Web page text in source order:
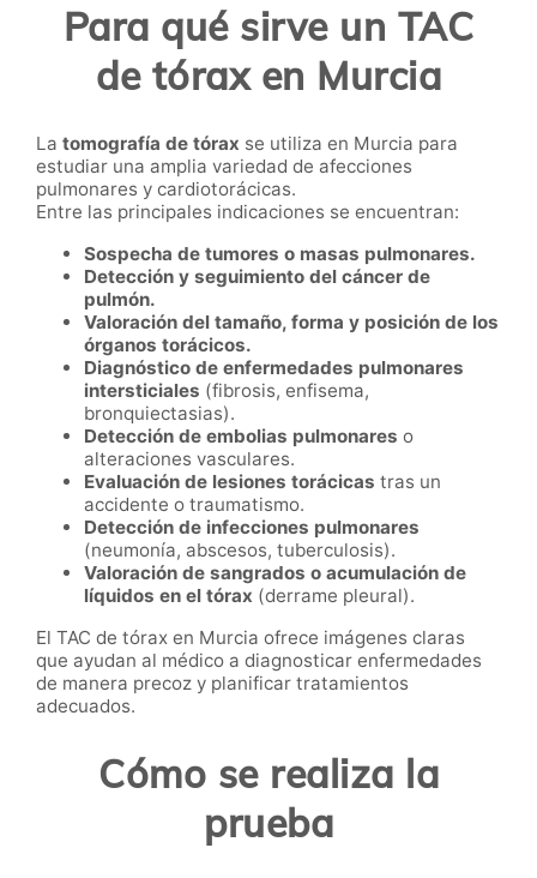
Para qué sirve un TAC
de tórax en Murcia
La tomografía de tórax se utiliza en Murcia para
estudiar una amplia variedad de afecciones
pulmonares y cardiotorácicas.
Entre las principales indicaciones se encuentran:
Sospecha de tumores o masas pulmonares.
Detección y seguimiento del cáncer de
pulmón.
Valoración del tamaño, forma y posición de los
órganos torácicos.
Diagnóstico de enfermedades pulmonares
intersticiales (fibrosis, enfisema,
bronquiectasias).
Detección de embolias pulmonares o
alteraciones vasculares.
Evaluación de lesiones torácicas tras un
accidente o traumatismo.
Detección de infecciones pulmonares
(neumonía, abscesos, tuberculosis).
Valoración de sangrados o acumulación de
líquidos en el tórax (derrame pleural).
El TAC de tórax en Murcia ofrece imágenes claras
que ayudan al médico a diagnosticar enfermedades
de manera precoz y planificar tratamientos
adecuados.
Cómo se realiza la
prueba